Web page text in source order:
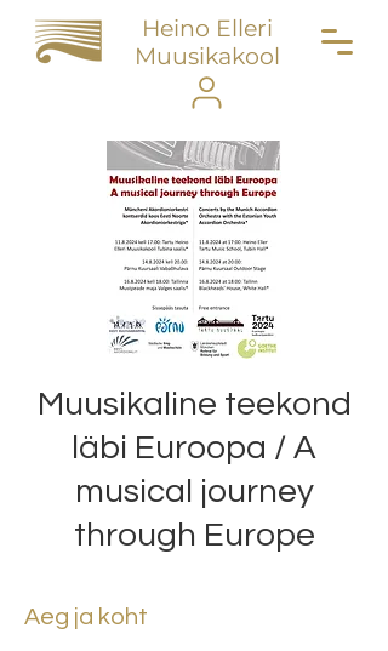
Heino Elleri
Muusikakool
Muusikaline teekond
läbi Euroopa / A
musical journey
through Europe
Aeg ja koht